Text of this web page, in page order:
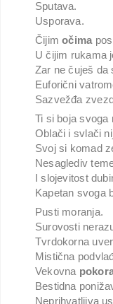
Sputava.
Usporava.
Čijimočima
U čijim rukama
Zar ne čuješ da
Euforični
Sazvežđa
Ti si boja svoga
Oblači i svlači
Svoj si komad
Nesaglediv
I slojevitost
Kapetan svoga
Pusti moranja.
Surovosti
Tvrdokorna
Mistična
Vekovna
Bestidna
Neprihvatljiva